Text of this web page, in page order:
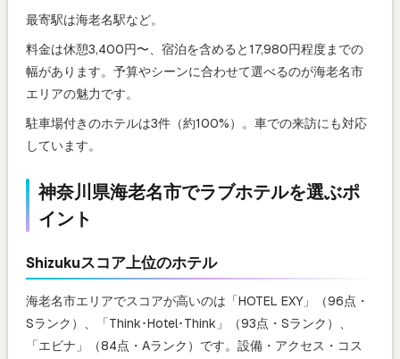
最寄駅は海老名駅など。
料金は休憩3,400円〜、宿泊を含めると17,980円程度までの
幅があります。予算やシーンに合わせて選べるのが海老名市
エリアの魅力です。
駐車場付きのホテルは3件（約100%）。車での来訪にも対応
しています。
神奈川県海老名市でラブホテルを選ぶポ
イント
Shizukuスコア上位のホテル
海老名市エリアでスコアが高いのは「HOTEL EXY」（96点・
Sランク）、「Think･Hotel･Think」（93点・Sランク）、
「エビナ」（84点・Aランク）です。設備・アクセス・コス